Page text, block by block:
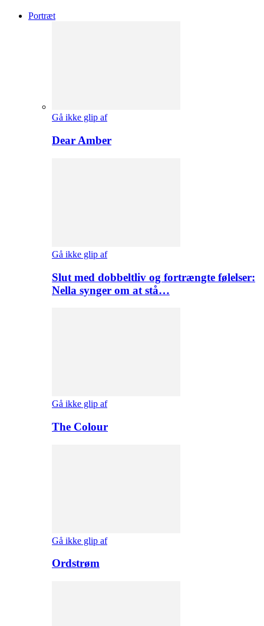
Portræt
Gå ikke glip af
Dear Amber
Gå ikke glip af
Slut med dobbeltliv og fortrængte følelser:
Nella synger om at stå…
Gå ikke glip af
The Colour
Gå ikke glip af
Ordstrøm